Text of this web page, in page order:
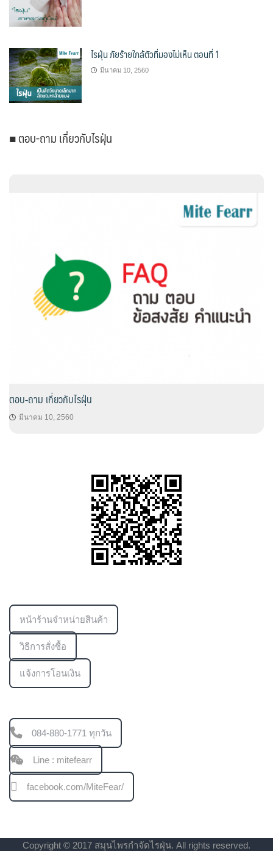
ไรฝุ่น ภัยร้ายใกล้ตัวที่มองไม่เห็น ตอนที่ 1
มีนาคม 10, 2560
■ ตอบ-ถาม เกี่ยวกับไรฝุ่น
ตอบ-ถาม เกี่ยวกับไรฝุ่น
มีนาคม 10, 2560
หน้าร้านจำหน่ายสินค้า
วิธีการสั่งซื้อ
แจ้งการโอนเงิน
084-880-1771 ทุกวัน
Line : mitefearr
facebook.com/MiteFear/
Copyright © 2017 สมุนไพรกำจัดไรฝุ่น. All rights reserved.